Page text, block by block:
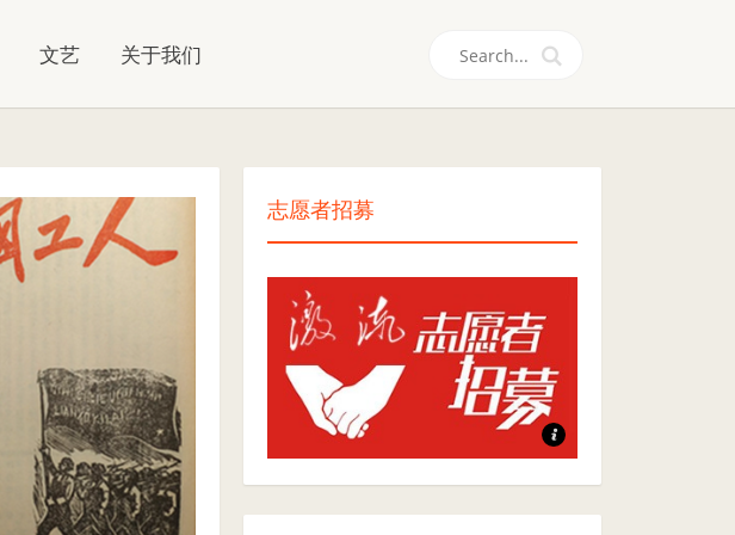
文艺 关于我们
志愿者招募
志愿者招募